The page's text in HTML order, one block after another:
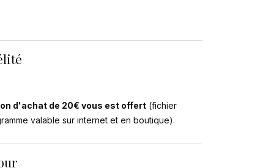
d'achat de 20€ vous est offert(fichier
valable sur internet et en boutique).